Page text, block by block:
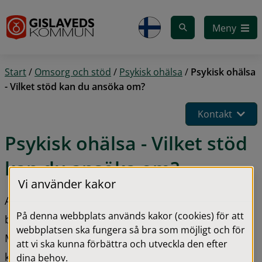
Meny
Start/ Omsorg och stöd / Psykisk ohälsa / Psykisk ohälsa
- Vilket stöd kan du ansöka om?
Kontakt
Psykisk ohälsa - Vilket stöd
kan du ansöka om?
Alla kan må dåligt ibland, oavsett ålder. Om du
behöver stöd i vardagen kan du ansöka om hjälp.
Målet är att du ska få det stöd som behövs för att
kunna delta i samhället på samma villkor som
Vi använder kakor
På denna webbplats används kakor (cookies) för att
webbplatsen ska fungera så bra som möjligt och för
att vi ska kunna förbättra och utveckla den efter
dina behov.